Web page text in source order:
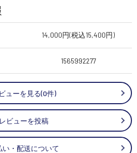
14,000円(税込15,400円)
1565992277
ューを見る(0件)
レビューを投稿
い・配送について